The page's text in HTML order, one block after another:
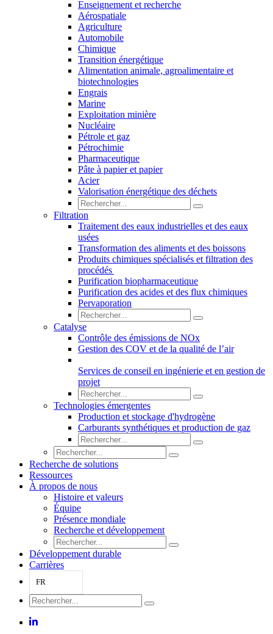
Enseignement et recherche
Aérospatiale
Agriculture
Automobile
Chimique
Transition énergétique
Alimentation animale, agroalimentaire et
biotechnologies
Engrais
Marine
Exploitation minière
Nucléaire
Pétrole et gaz
Pétrochimie
Pharmaceutique
Pâte à papier et papier
Acier
Valorisation énergétique des déchets
Filtration
Traitement des eaux industrielles et des eaux
usées
Transformation des aliments et des boissons
Produits chimiques spécialisés et filtration des
procédés
Purification biopharmaceutique
Purification des acides et des flux chimiques
Pervaporation
Catalyse
Contrôle des émissions de NOx
Gestion des COV et de la qualité de l’air
Services de conseil en ingénierie et en gestion de
projet
Technologies émergentes
Production et stockage d'hydrogène
Carburants synthétiques et production de gaz
Recherche de solutions
Ressources
À propos de nous
Histoire et valeurs
Équipe
Présence mondiale
Recherche et développement
Développement durable
Carrières
FR